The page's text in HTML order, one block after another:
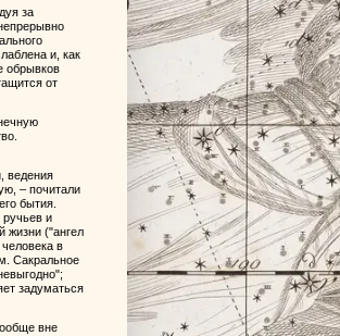
за
и, как
обрывков
от
ведения
– почитали
бытия.
ручьев и
жизни ("ангел
в
Сакральное
задуматься
вне